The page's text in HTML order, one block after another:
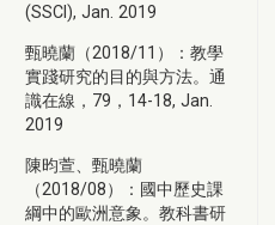
(SSCI), Jan. 2019
甄曉蘭（2018/11）：教學
實踐研究的目的與方法。通
識在線，79，14-18, Jan.
2019
陳昀萱、甄曉蘭
（2018/08）：國中歷史課
綱中的歐洲意象。教科書研